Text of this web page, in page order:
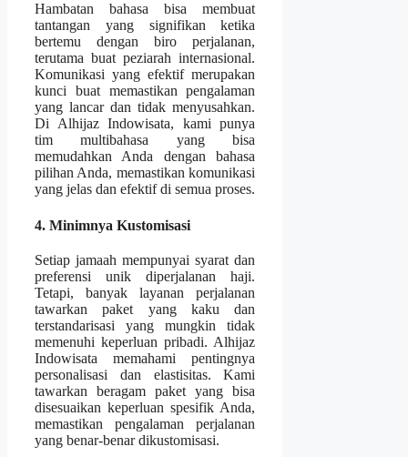
Hambatan bahasa bisa membuat
tantangan yang signifikan ketika
bertemu dengan biro perjalanan,
terutama buat peziarah internasional.
Komunikasi yang efektif merupakan
kunci buat memastikan pengalaman
yang lancar dan tidak menyusahkan.
Di Alhijaz Indowisata, kami punya
tim multibahasa yang bisa
memudahkan Anda dengan bahasa
pilihan Anda, memastikan komunikasi
yang jelas dan efektif di semua proses.
4. Minimnya Kustomisasi
Setiap jamaah mempunyai syarat dan
preferensi unik diperjalanan haji.
Tetapi, banyak layanan perjalanan
tawarkan paket yang kaku dan
terstandarisasi yang mungkin tidak
memenuhi keperluan pribadi. Alhijaz
Indowisata memahami pentingnya
personalisasi dan elastisitas. Kami
tawarkan beragam paket yang bisa
disesuaikan keperluan spesifik Anda,
memastikan pengalaman perjalanan
yang benar-benar dikustomisasi.